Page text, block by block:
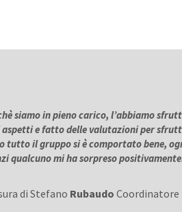
siamo in pieno carico, l’abbiamo
e fatto delle valutazioni per
tutto il gruppo si è comportato bene,
qualcuno mi ha sorpreso
di Stefano Rubaudo Coordinatore